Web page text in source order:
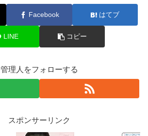
Facebook はてブ
LINE コピー
管理人をフォローする
スポンサーリンク